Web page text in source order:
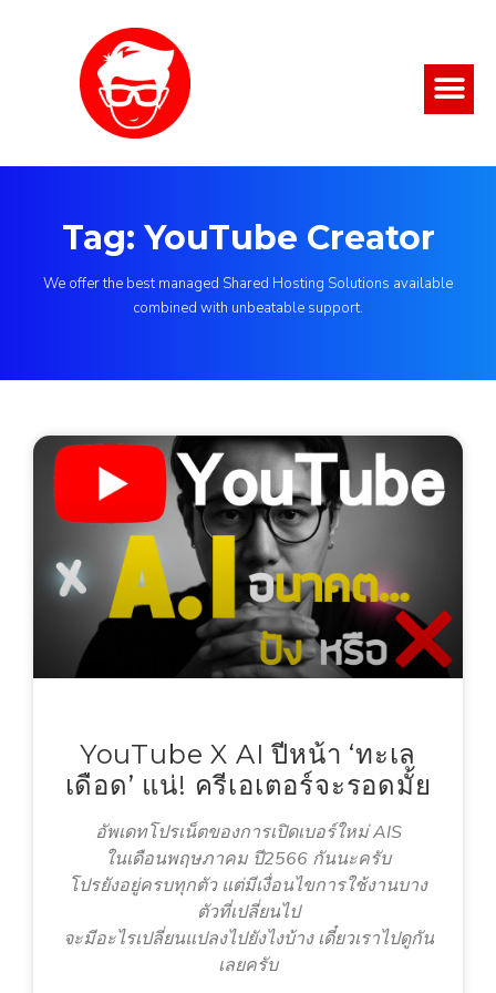
Tag: YouTube Creator
We offer the best managed Shared Hosting Solutions available
combined with unbeatable support.
YouTube X AI ปีหน้า ‘ทะเล
เดือด’ แน่! ครีเอเตอร์จะรอดมั้ย
อัพเดทโปรเน็ตของการเปิดเบอร์ใหม่ AIS
ในเดือนพฤษภาคม ปี2566 กันนะครับ
โปรยังอยู่ครบทุกตัว แต่มีเงื่อนไขการใช้งานบาง
ตัวที่เปลี่ยนไป
จะมีอะไรเปลี่ยนแปลงไปยังไงบ้าง เดี๋ยวเราไปดูกัน
เลยครับ